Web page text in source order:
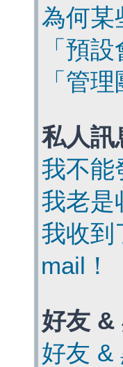
為何某
「預
「管
私人訊
我不能
我老是
我收到
mail！
好友 &
好友 &